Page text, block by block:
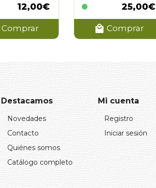
12,00€
Comprar
25,00€
Comprar
Destacamos
Novedades
Contacto
Quiénes somos
Catálogo completo
Mi cuenta
Registro
Iniciar sesión